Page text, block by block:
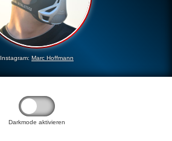
Instagram: Marc Hoffmann
Darkmode aktivieren